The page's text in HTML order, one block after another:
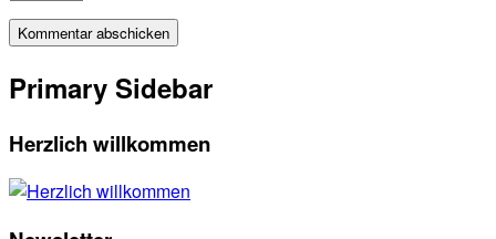
Primary Sidebar
Herzlich willkommen